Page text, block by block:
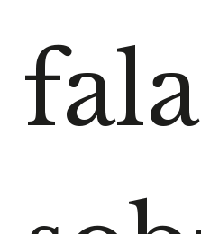
fala